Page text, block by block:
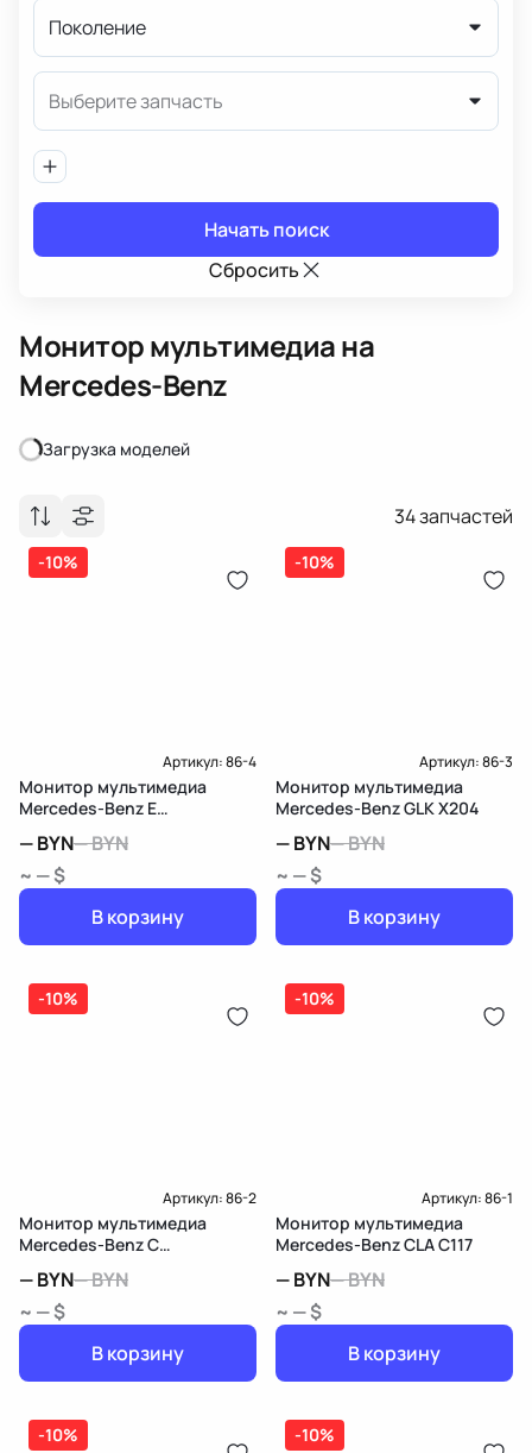
Поколение
Выберите запчасть
Начать поиск
Сбросить
Монитор мультимедиана
Mercedes-Benz
Загрузка моделей
Загрузка моделей
34запчастей
-10%
Артикул:86-4
Монитор мультимедиа
Mercedes-Benz E
—BYN—BYN
~ — $
В корзину
-10%
Артикул:86-3
Монитор мультимедиа
Mercedes-Benz GLK X204
—BYN—BYN
~ — $
В корзину
-10%
Артикул:86-2
Монитор мультимедиа
Mercedes-Benz C
—BYN—BYN
~ — $
В корзину
-10%
Артикул:86-1
Монитор мультимедиа
Mercedes-Benz CLA C117
—BYN—BYN
~ — $
В корзину
-10% -10%